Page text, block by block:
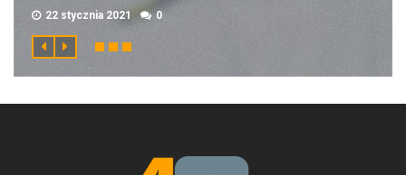
22 stycznia 2021 0